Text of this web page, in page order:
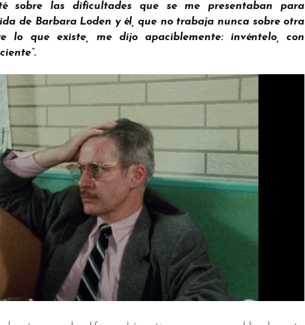
sobre las dificultades que se me presentaban para
de Barbara Loden y él, que no trabaja nunca sobre otra
lo que existe, me dijo apaciblemente: invéntelo, con
“.